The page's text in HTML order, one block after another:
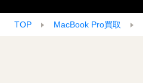
TOP MacBook Pro買取